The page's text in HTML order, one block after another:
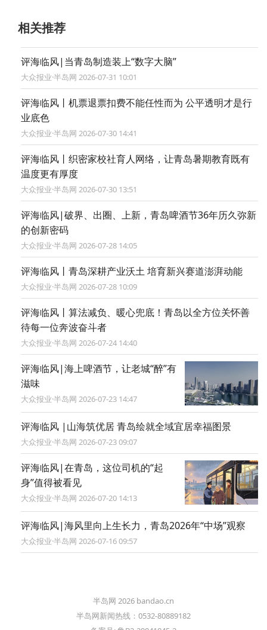
相关推荐
评海临风|当青岛制造装上“数字大脑”
大众报业·半岛网 2026-07-31 10:01
评海临风丨机票退票扣费不能任性而为 公平透明才是行
业底色
大众报业·半岛网 2026-07-30 14:41
评海临风丨织密家校社育人网络，让青岛暑期教育既有
温度更有厚度
大众报业·半岛网 2026-07-30 13:51
评海临风|破界、出圈、上新，青岛啤酒节36年历久弥新
的创新密码
大众报业·半岛网 2026-07-28 14:05
评海临风丨青岛深耕产业沃土 培育新兴赛道澎湃动能
大众报业·半岛网 2026-07-28 10:09
评海临风丨算法减负、暖心兜底！青岛以全方位关怀善
待每一位奔波奋斗者
大众报业·半岛网 2026-07-24 14:40
评海临风|海上啤酒节，让老城“醉”有
滋味
大众报业·半岛网 2026-07-23 14:47
评海临风 |山海筑优居 青岛绘就全域宜居幸福图景
大众报业·半岛网 2026-07-23 09:07
评海临风|在青岛，这位司机的“起
身”值得被看见
大众报业·半岛网 2026-07-20 14:13
评海临风|海风里向上生长力，青岛2026年“中场”观察
大众报业·半岛网 2026-07-16 09:57
半岛网 2026 bandao.cn
半岛网新闻热线：0532-80889182